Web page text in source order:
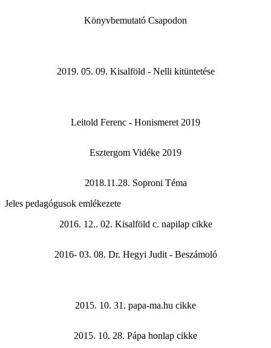
Könyvbemutató Csapodon
2019. 05. 09. Kisalföld - Nelli kitüntetése
Leitold Ferenc - Honismeret 2019
Esztergom Vidéke 2019
2018.11.28. Soproni Téma
Jeles pedagógusok emlékezete
2016. 12.. 02. Kisalföld c. napilap cikke
2016- 03. 08. Dr. Hegyi Judit - Beszámoló
2015. 10. 31. papa-ma.hu cikke
2015. 10. 28. Pápa honlap cikke